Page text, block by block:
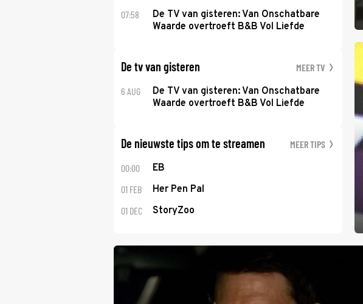
07:58
De TV van gisteren: Van Onschatbare
Waarde overtroeft B&B Vol Liefde
De tv van gisteren MEER TV
6 AUG
De TV van gisteren: Van Onschatbare
Waarde overtroeft B&B Vol Liefde
De nieuwste tips om te streamen MEER TIPS
00:00 EB
01 FEB Her Pen Pal
01 DEC StoryZoo